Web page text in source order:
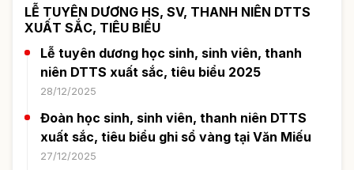
LỄ TUYÊN DƯƠNG HS, SV, THANH NIÊN DTTS
XUẤT SẮC, TIÊU BIỂU
Lễ tuyên dương học sinh, sinh viên, thanh
niên DTTS xuất sắc, tiêu biểu 2025
28/12/2025
Đoàn học sinh, sinh viên, thanh niên DTTS
xuất sắc, tiêu biểu ghi sổ vàng tại Văn Miếu
27/12/2025